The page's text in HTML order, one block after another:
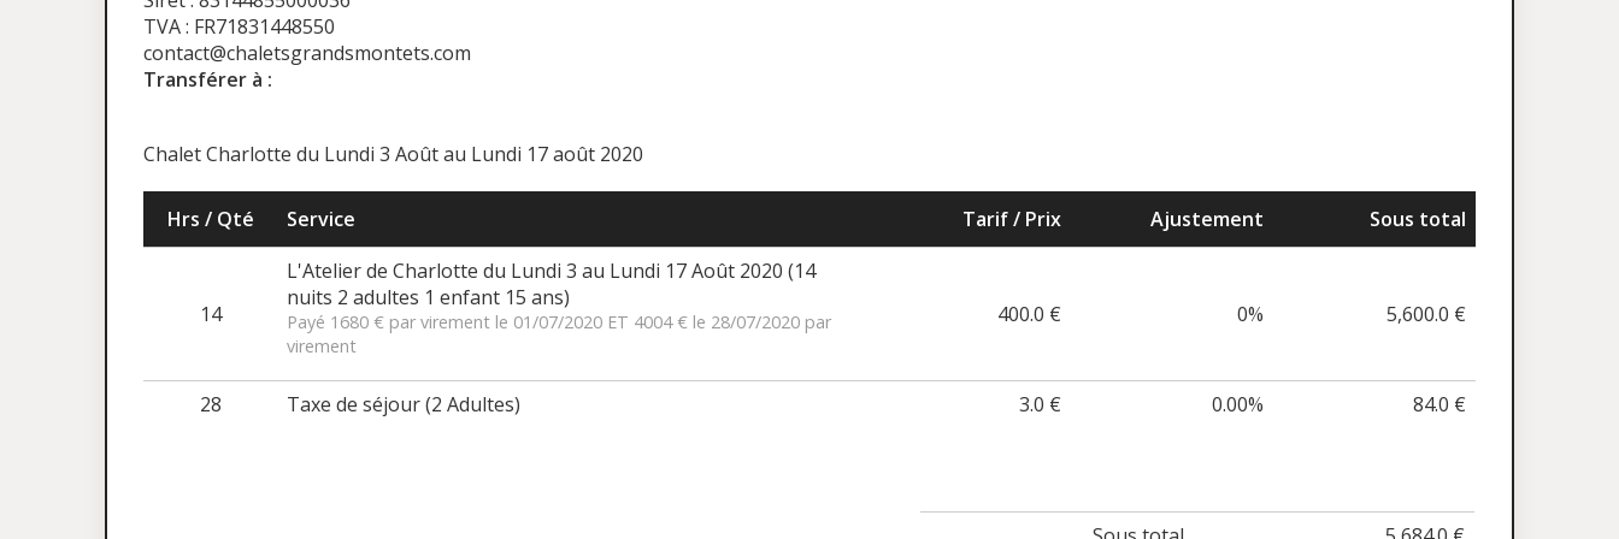
TVA : FR71831448550
contact@chaletsgrandsmontets.com
Transférer à :
Chalet Charlotte du Lundi 3 Août au Lundi 17 août 2020
Hrs / Qté Service Tarif / Prix Ajustement Sous total
14
L'Atelier de Charlotte du Lundi 3 au Lundi 17 Août 2020 (14
nuits 2 adultes 1 enfant 15 ans)
Payé 1680 € par virement le 01/07/2020 ET 4004 € le 28/07/2020 par
virement
400.0 € 0% 5,600.0 €
28 Taxe de séjour (2 Adultes) 3.0 € 0.00% 84.0 €